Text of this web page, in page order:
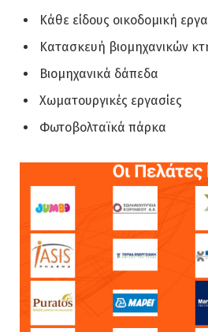
Κάθε είδους οικοδομική
Κατασκευή βιομηχανικών
Βιομηχανικά δάπεδα
Χωματουργικές εργασίες
Φωτοβολταϊκά πάρκα